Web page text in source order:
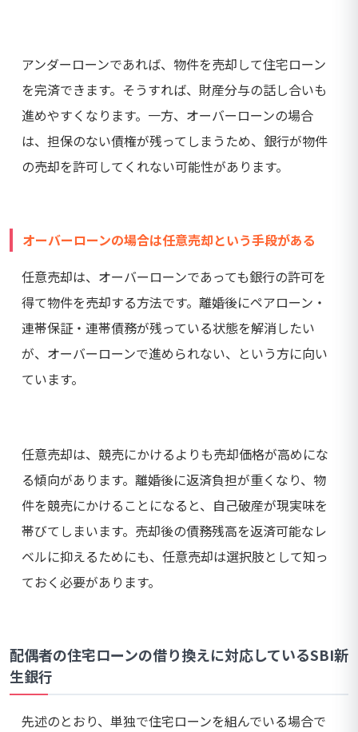
アンダーローンであれば、物件を売却して住宅ローン
を完済できます。そうすれば、財産分与の話し合いも
進めやすくなります。一方、オーバーローンの場合
は、担保のない債権が残ってしまうため、銀行が物件
の売却を許可してくれない可能性があります。
オーバーローンの場合は任意売却という手段がある
任意売却は、オーバーローンであっても銀行の許可を
得て物件を売却する方法です。離婚後にペアローン・
連帯保証・連帯債務が残っている状態を解消したい
が、オーバーローンで進められない、という方に向い
ています。
任意売却は、競売にかけるよりも売却価格が高めにな
る傾向があります。離婚後に返済負担が重くなり、物
件を競売にかけることになると、自己破産が現実味を
帯びてしまいます。売却後の債務残高を返済可能なレ
ベルに抑えるためにも、任意売却は選択肢として知っ
ておく必要があります。
配偶者の住宅ローンの借り換えに対応しているSBI新
生銀行
先述のとおり、単独で住宅ローンを組んでいる場合で